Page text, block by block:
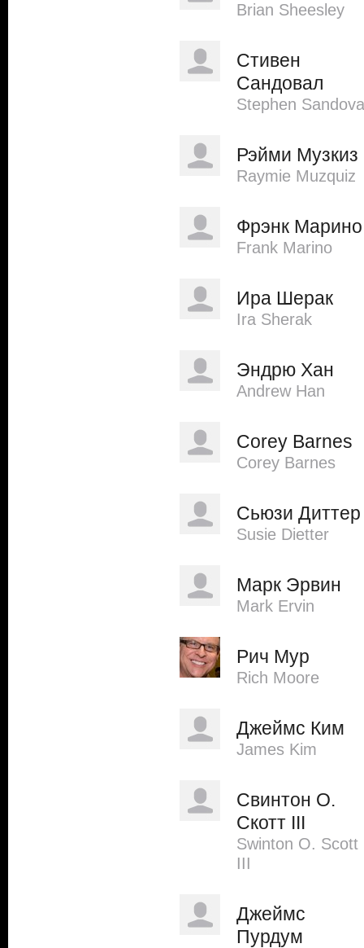
Brian Sheesley
Стивен
Сандовал
Stephen
Рэйми Музкиз
Raymie Muzquiz
Фрэнк Марино
Frank Marino
Ира Шерак
Ira Sherak
Эндрю Хан
Andrew Han
Corey Barnes
Corey Barnes
Сьюзи Диттер
Susie Dietter
Марк Эрвин
Mark Ervin
Рич Мур
Rich Moore
Джеймс Ким
James Kim
Свинтон О.
Скотт III
Swinton O. Scott
III
Джеймс
Пурдум